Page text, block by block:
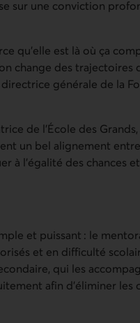
sur une conviction
qu’elle est là où ça
change des trajectoires
générale de la
de l’École des Grands,
un bel alignement
à l’égalité des chances
et puissant : le
et en difficulté
qui les
afin d’éliminer les